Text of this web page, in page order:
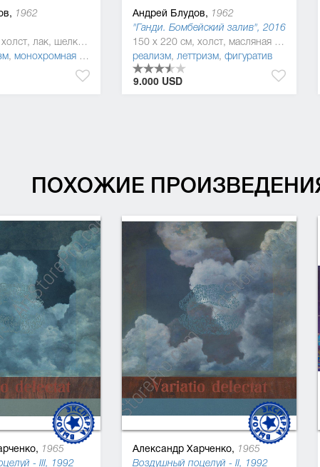
1962
140 x 230 см, холст, лак, шелкотрафаретная краска
, монохромная живопись
Андрей Блудов, 1962
"Ганди. Бомбейский залив", 2016
150 x 220 см, холст, масляная краска, шелкотрафаретная краска
реализм, леттризм, фигуратив
9.000 USD
ПОХОЖИЕ
1965
- III, 1992
Александр Харченко, 1965
Воздушный поцелуй - II, 1992